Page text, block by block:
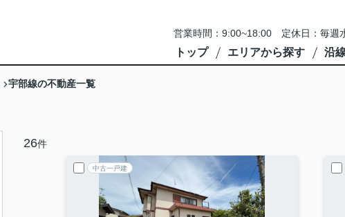
営業時間：9:00~18:00 定休日：毎週
トップ エリアから探す 沿
宇部線の不動産一覧
26件
中古一戸建